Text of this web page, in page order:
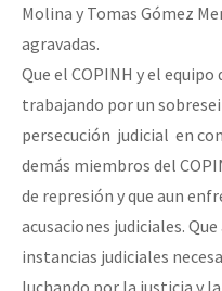
Molina y Tomas Gómez
agravadas.
Que el COPINH y el
trabajando por un
persecución judicial en
demás miembros del
de represión y que aun
acusaciones judiciales.
instancias judiciales